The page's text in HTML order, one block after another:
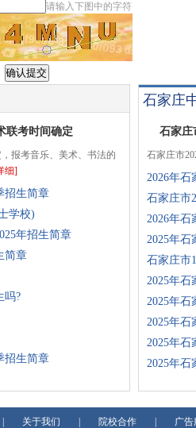
请输入下图中的字符
联考时间确定
报考音乐、美术、书法的
细]
招生简章
学校)
年招生简章
简章
吗?
招生简章
石家庄
石家庄
石家庄市
2026年石
石家庄市
2026年石
2025年石
石家庄市
2025年石
2025年石
2025年石
2025年石
2025年石
关于我们 院校合作 广